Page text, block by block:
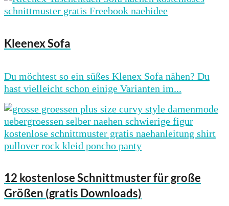
Kleenex Sofa
Du möchtest so ein süßes Klenex Sofa nähen? Du
hast vielleicht schon einige Varianten im...
12 kostenlose Schnittmuster für große
Größen (gratis Downloads)